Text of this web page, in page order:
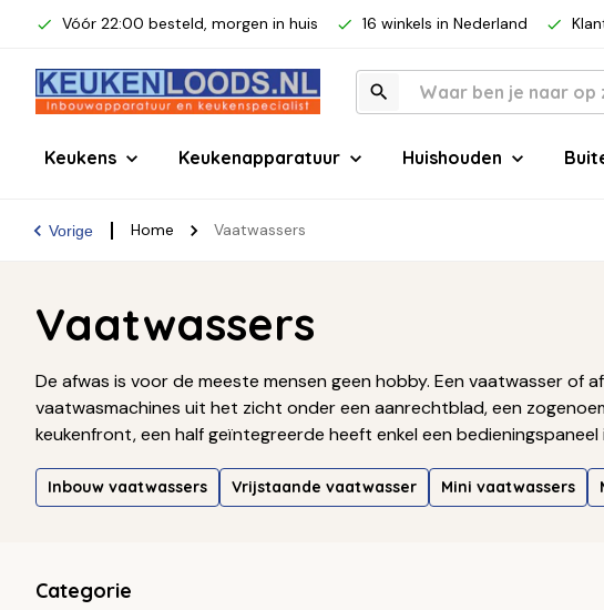
Vóór 22:00 besteld, morgen in huis 16 winkels in Nederland
Keukens Keukenapparatuur Huishouden
Vorige Home Vaatwassers
Vaatwassers
De afwas is voor de meeste mensen geen hobby. Een vaatwasser of
vaatwasmachines uit het zicht onder een aanrechtblad, een
keukenfront, een half geïntegreerde heeft enkel een
Inbouw vaatwassers Vrijstaande vaatwasser Mini vaatwassers
Categorie